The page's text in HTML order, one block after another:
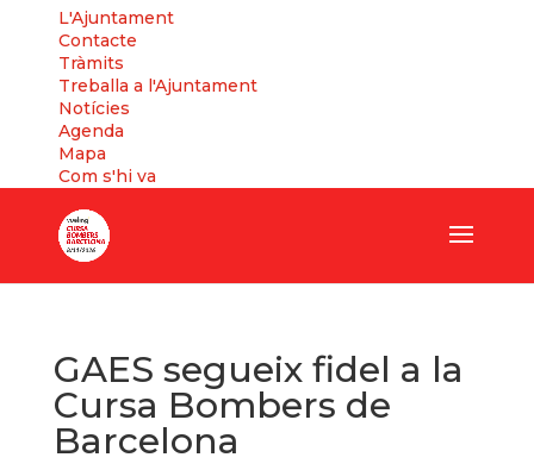
L'Ajuntament
Contacte
Tràmits
Treballa a l'Ajuntament
Notícies
Agenda
Mapa
Com s'hi va
GAES segueix fidel a la
Cursa Bombers de
Barcelona